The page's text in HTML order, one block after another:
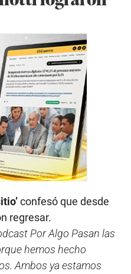
confesó que desde
regresar.
Por Algo Pasan las
hemos hecho
Ambos ya estamos